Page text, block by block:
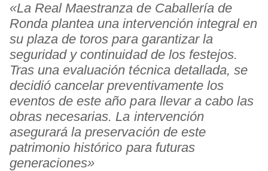
«La Real Maestranza de Caballería de
Ronda plantea una intervención integral en
su plaza de toros para garantizar la
seguridad y continuidad de los festejos.
Tras una evaluación técnica detallada, se
decidió cancelar preventivamente los
eventos de este año para llevar a cabo las
obras necesarias. La intervención
asegurará la preservación de este
patrimonio histórico para futuras
generaciones»